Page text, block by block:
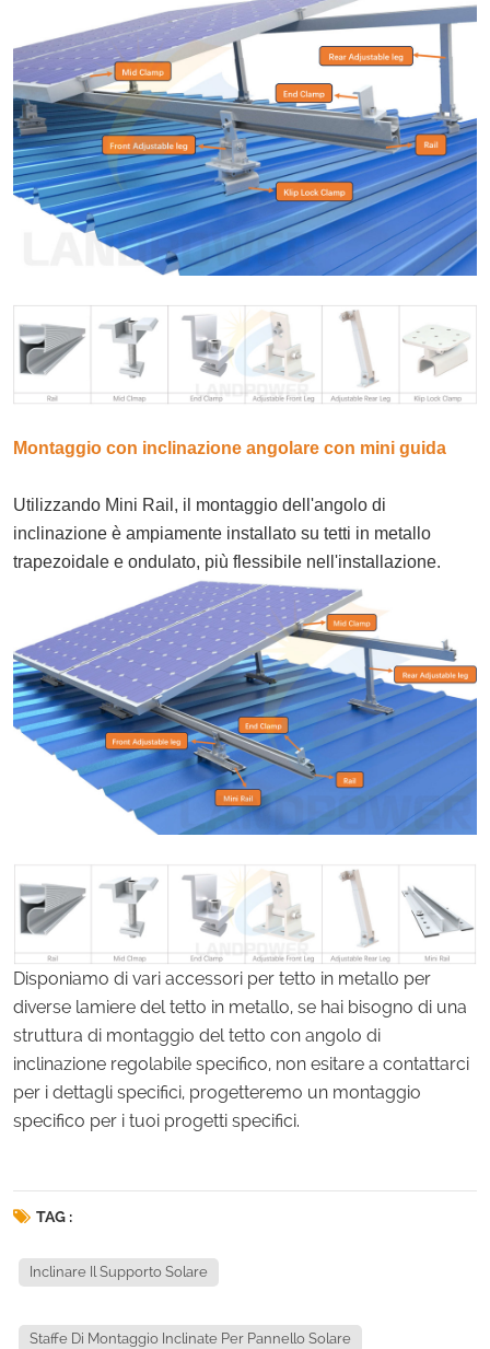
Montaggio con inclinazione angolare con mini guida
Utilizzando Mini Rail, il montaggio dell'angolo di
inclinazione è ampiamente installato su tetti in metallo
trapezoidale e ondulato, più flessibile nell'installazione.
Disponiamo di vari accessori per tetto in metallo per
diverse lamiere del tetto in metallo, se hai bisogno di una
struttura di montaggio del tetto con angolo di
inclinazione regolabile specifico, non esitare a contattarci
per i dettagli specifici, progetteremo un montaggio
specifico per i tuoi progetti specifici.
TAG :
Inclinare Il Supporto Solare
Staffe Di Montaggio Inclinate Per Pannello Solare